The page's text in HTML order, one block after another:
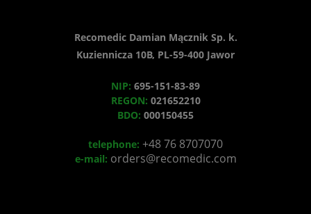
Recomedic Damian Mącznik Sp. k.
Kuziennicza 10B, PL-59-400 Jawor
NIP: 695-151-83-89
REGON: 021652210
BDO: 000150455
telephone: +48 76 8707070
e-mail: orders@recomedic.com